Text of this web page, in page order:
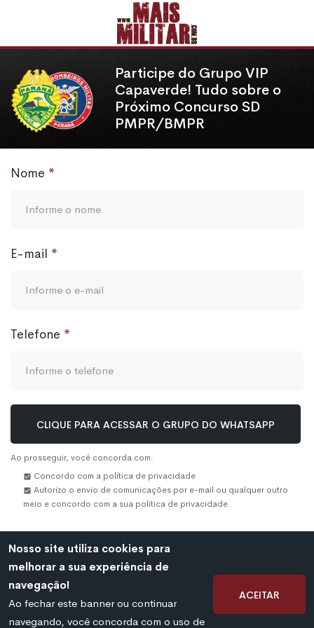
Participe do Grupo VIP
Capaverde! Tudo sobre o
Próximo Concurso SD
PMPR/BMPR
Nome
E-mail
Telefone
CLIQUE PARA ACESSAR O GRUPO DO WHATSAPP
Ao prosseguir, você concorda com:
Concordo com a política de privacidade
Autorizo o envio de comunicações por e-mail ou qualquer outro
meio e concordo com a sua política de privacidade
©2026 Mais Militar. Todos os direitos reservados.
Nosso site utiliza cookies para
melhorar a sua experiência de
navegação!
Ao fechar este banner ou continuar
navegando, você concorda com o uso de
Aceitar